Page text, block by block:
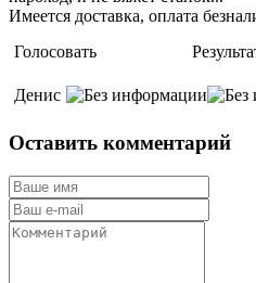
Имеется доставка, оплата
Голосовать
Денис
Оставить комментарий